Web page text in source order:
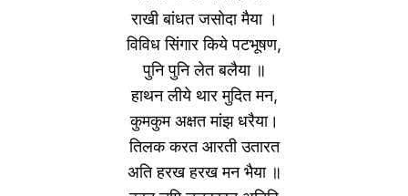
राखी बांधत जसोदा मैया ।
विविध सिंगार किये पटभूषण,
पुनि पुनि लेत बलैया ॥
हाथन लीये थार मुदित मन,
कुमकुम अक्षत मांझ धरैया।
तिलक करत आरती उतारत
अति हरख हरख मन भैया ॥